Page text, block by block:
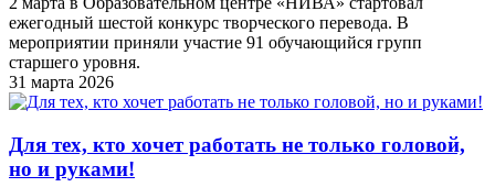
ежегодный шестой конкурс творческого перевода. В
мероприятии приняли участие 91 обучающийся групп
старшего уровня.
31 марта 2026
Для тех, кто хочет работать не только головой,
но и руками!